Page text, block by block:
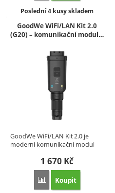
Dostupnost:
Poslední 4 kusy skladem
GoodWe WiFi/LAN Kit 2.0
(G20) – komunikační modul…
GoodWe WiFi/LAN Kit 2.0 je
moderní komunikační modul
1 670 Kč
Přidat 'GoodWe WiFi/
Koupit